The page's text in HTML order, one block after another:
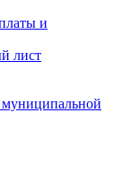
и
лист
муниципальной